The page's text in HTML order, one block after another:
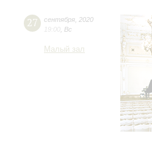
27 сентября 2020
19:00 Вс
Малый зал